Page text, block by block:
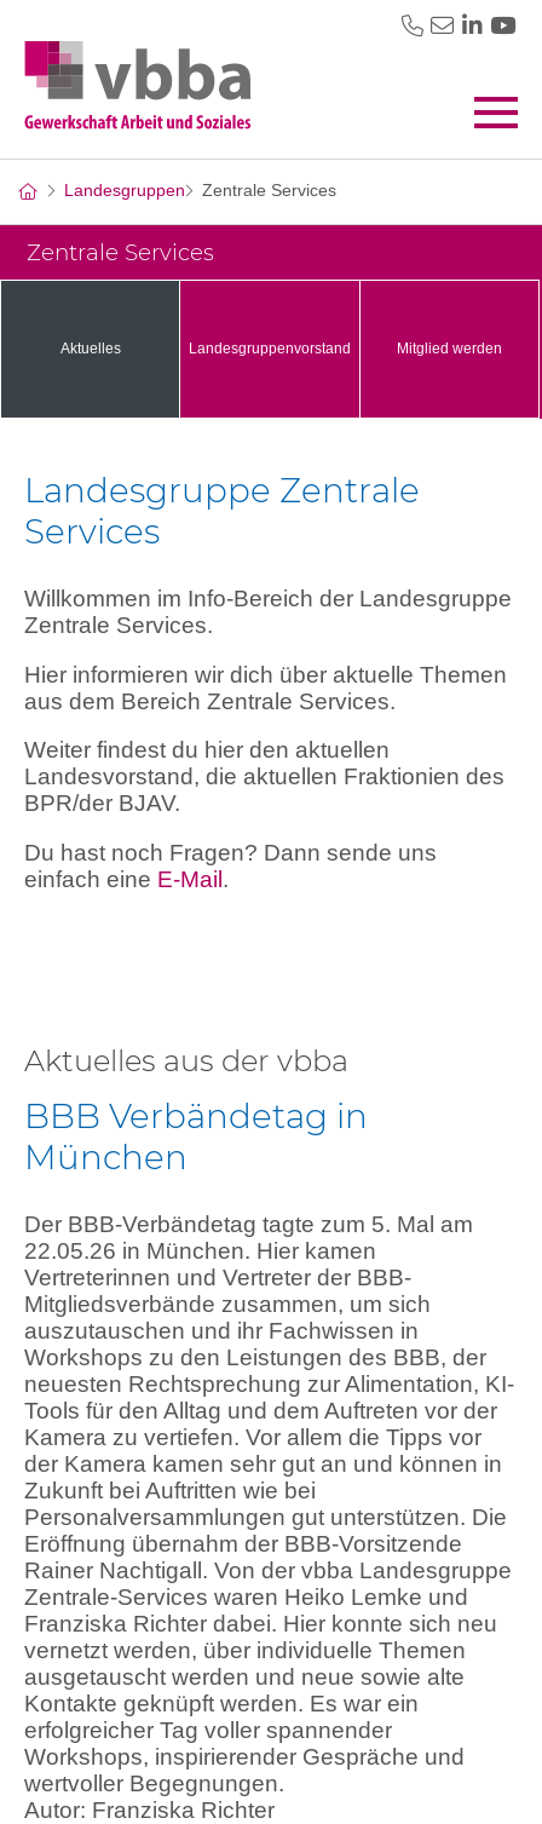
Landesgruppen Zentrale Services
Zentrale Services
Aktuelles Landesgruppenvorstand Mitglied werden
Landesgruppe Zentrale
Services
Willkommen im Info-Bereich der Landesgruppe
Zentrale Services.
Hier informieren wir dich über aktuelle Themen
aus dem Bereich Zentrale Services.
Weiter findest du hier den aktuellen
Landesvorstand, die aktuellen Fraktionien des
BPR/der BJAV.
Du hast noch Fragen? Dann sende uns
einfach eine E-Mail.
Aktuelles aus der vbba
BBB Verbändetag in
München
Der BBB-Verbändetag tagte zum 5. Mal am
22.05.26 in München. Hier kamen
Vertreterinnen und Vertreter der BBB-
Mitgliedsverbände zusammen, um sich
auszutauschen und ihr Fachwissen in
Workshops zu den Leistungen des BBB, der
neuesten Rechtsprechung zur Alimentation, KI-
Tools für den Alltag und dem Auftreten vor der
Kamera zu vertiefen. Vor allem die Tipps vor
der Kamera kamen sehr gut an und können in
Zukunft bei Auftritten wie bei
Personalversammlungen gut unterstützen. Die
Eröffnung übernahm der BBB-Vorsitzende
Rainer Nachtigall. Von der vbba Landesgruppe
Zentrale-Services waren Heiko Lemke und
Franziska Richter dabei. Hier konnte sich neu
vernetzt werden, über individuelle Themen
ausgetauscht werden und neue sowie alte
Kontakte geknüpft werden. Es war ein
erfolgreicher Tag voller spannender
Workshops, inspirierender Gespräche und
wertvoller Begegnungen.
Autor: Franziska Richter